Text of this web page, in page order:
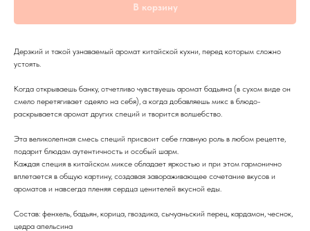
В корзину
Дерзкий и такой узнаваемый аромат китайской кухни, перед которым сложно
устоять.
Когда открываешь банку, отчетливо чувствуешь аромат бадьяна (в сухом виде он
смело перетягивает одеяло на себя), а когда добавляешь микс в блюдо-
раскрывается аромат других специй и творится волшебство.
Эта великолепная смесь специй присвоит себе главную роль в любом рецепте,
подарит блюдам аутентичность и особый шарм.
Каждая специя в китайском миксе обладает яркостью и при этом гармонично
вплетается в общую картину, создавая завораживающее сочетание вкусов и
ароматов и навсегда пленяя сердца ценителей вкусной еды.
Состав: фенхель, бадьян, корица, гвоздика, сычуаньский перец, кардамон, чеснок,
цедра апельсина